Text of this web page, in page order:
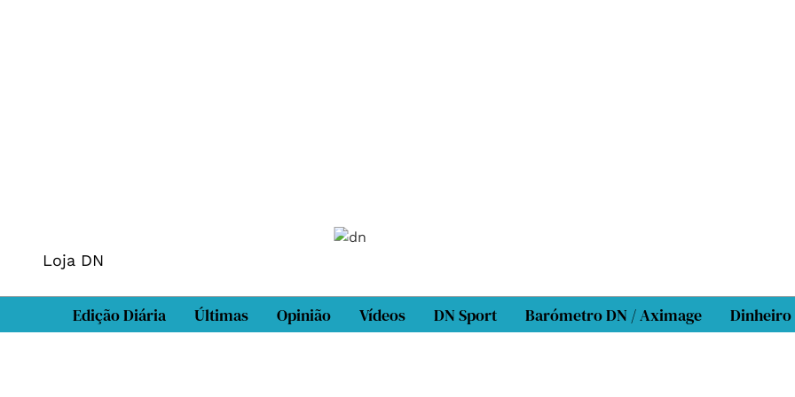
Loja DN
Edição Diária Últimas Opinião Vídeos DN Sport Barómetro DN / Aximage Dinheiro